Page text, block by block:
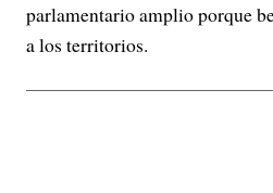
parlamentario amplio porque
a los territorios.